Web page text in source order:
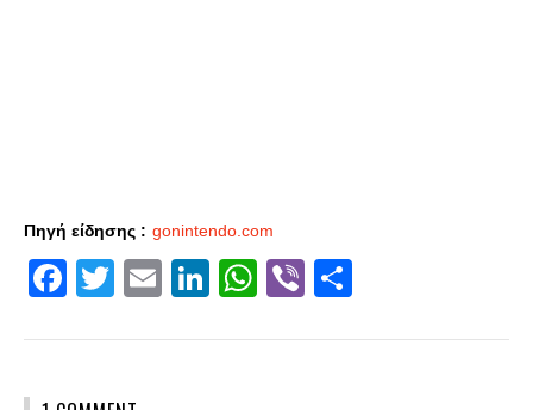
Πηγή είδησης : gonintendo.com
Facebook
Twitter
EmailLinkedIn
WhatsApp
Viber